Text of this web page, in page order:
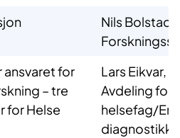
Nils Bolstad,
ansvaret for
– tre
for Helse
Lars Eikvar,
Avdeling for
helsefag/
diagnostikk,